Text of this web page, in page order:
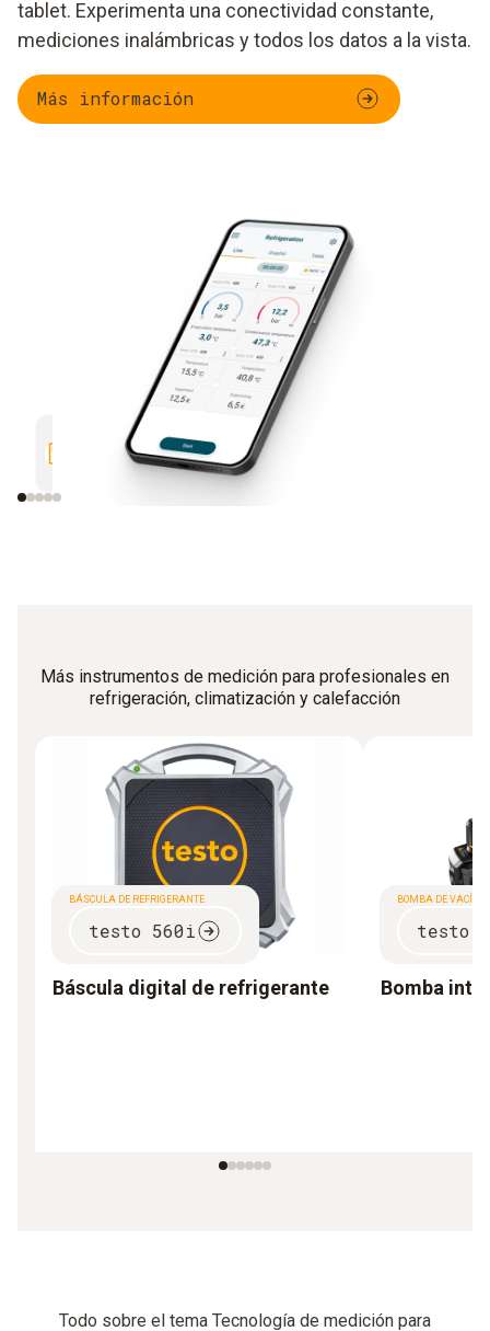
tablet. Experimenta una conectividad constante,
mediciones inalámbricas y todos los datos a la vista.
Más información
Visualización del historial gráfico
de los valores medidos
Más instrumentos de medición para profesionales en
refrigeración, climatización y calefacción
BÁSCULA DE REFRIGERANTE
testo 560i
Báscula digital de refrigerante
BOMBA DE VACÍO
testo
Bomba
Todo sobre el tema Tecnología de medición para